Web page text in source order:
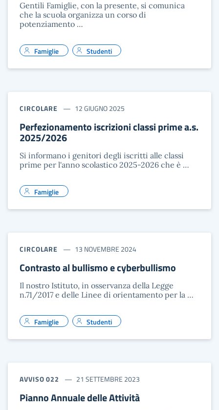
Gentili Famiglie, con la presente, si comunica
che la scuola organizza un corso di
potenziamento …
Famiglie Studenti
CIRCOLARE 12 GIUGNO 2025
Perfezionamento iscrizioni classi prime a.s.
2025/2026
Si informano i genitori degli iscritti alle classi
prime per l'anno scolastico 2025-2026 che è …
Famiglie
CIRCOLARE 13 NOVEMBRE 2024
Contrasto al bullismo e cyberbullismo
Il nostro Istituto, in osservanza della Legge
n.71/2017 e delle Linee di orientamento per la …
Famiglie Studenti
AVVISO 022 21 SETTEMBRE 2023
Pianno Annuale delle Attività